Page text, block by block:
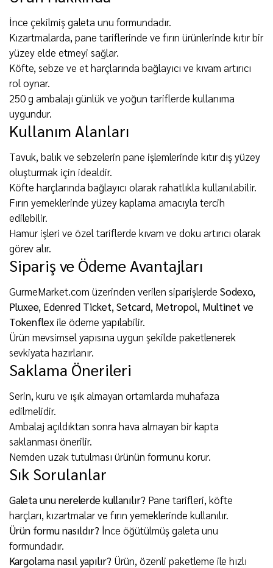
İnce çekilmiş galeta unu formundadır.
Kızartmalarda, pane tariflerinde ve fırın ürünlerinde kıtır bir
yüzey elde etmeyi sağlar.
Köfte, sebze ve et harçlarında bağlayıcı ve kıvam artırıcı
rol oynar.
250 g ambalajı günlük ve yoğun tariflerde kullanıma
uygundur.
Kullanım Alanları
Tavuk, balık ve sebzelerin pane işlemlerinde kıtır dış yüzey
oluşturmak için idealdir.
Köfte harçlarında bağlayıcı olarak rahatlıkla kullanılabilir.
Fırın yemeklerinde yüzey kaplama amacıyla tercih
edilebilir.
Hamur işleri ve özel tariflerde kıvam ve doku artırıcı olarak
görev alır.
Sipariş ve Ödeme Avantajları
GurmeMarket.com üzerinden verilen siparişlerde Sodexo,
Pluxee, Edenred Ticket, Setcard, Metropol, Multinet ve
Tokenflex ile ödeme yapılabilir.
Ürün mevsimsel yapısına uygun şekilde paketlenerek
sevkiyata hazırlanır.
Saklama Önerileri
Serin, kuru ve ışık almayan ortamlarda muhafaza
edilmelidir.
Ambalaj açıldıktan sonra hava almayan bir kapta
saklanması önerilir.
Nemden uzak tutulması ürünün formunu korur.
Sık Sorulanlar
Galeta unu nerelerde kullanılır? Pane tarifleri, köfte
harçları, kızartmalar ve fırın yemeklerinde kullanılır.
Ürün formu nasıldır? İnce öğütülmüş galeta unu
formundadır.
Kargolama nasıl yapılır? Ürün, özenli paketleme ile hızlı